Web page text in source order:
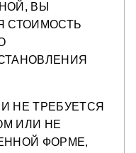
ВЫ
СТОИМОСТЬ
НЕ ТРЕБУЕТСЯ
ИЛИ НЕ
ФОРМЕ,